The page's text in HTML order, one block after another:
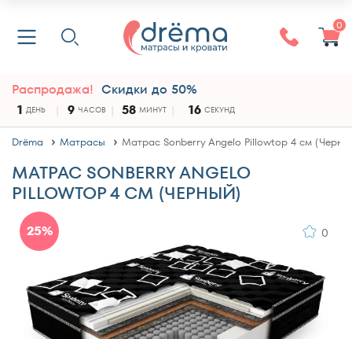
0
Распродажа! Скидки до 50%
1 ДЕНЬ 9 ЧАСОВ 58 МИНУТ 15 СЕКУНД
Drёma Матрасы Матрас Sonberry Angelo Pillowtop 4 см
МАТРАС SONBERRY ANGELO
PILLOWTOP 4 СМ (ЧЕРНЫЙ)
25% 0